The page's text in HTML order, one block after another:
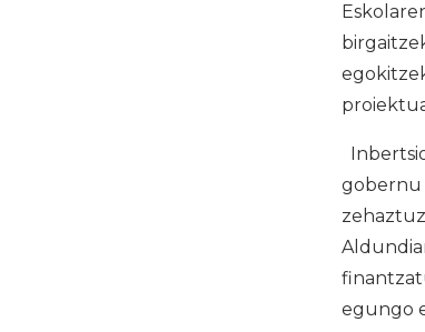
gobernu
egungo